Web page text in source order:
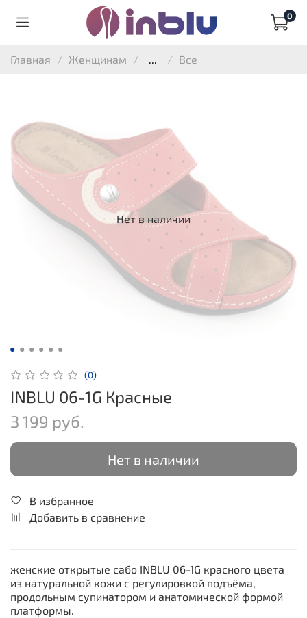
0
Главная Женщинам ... Все
Нет в наличии
(0)
INBLU 06-1G Красные
3 199 руб.
Нет в наличии
В избранное
Добавить в сравнение
женские открытые сабо INBLU 06-1G красного цвета
из натуральной кожи с регулировкой подъёма,
продольным супинатором и анатомической формой
платформы.